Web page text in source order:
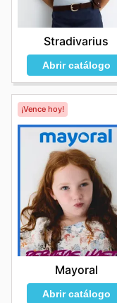
Stradivarius
Abrir catálogo
¡Vence hoy!
Mayoral
Abrir catálogo